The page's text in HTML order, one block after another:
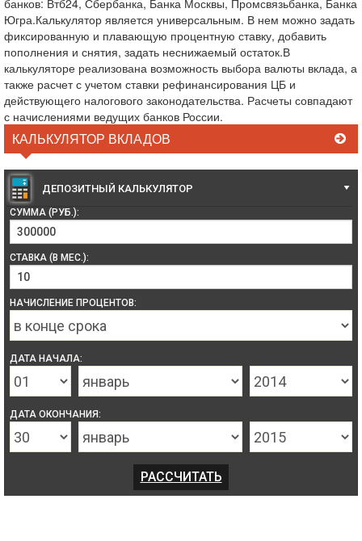
банков: Втб24, Сбербанка, Банка Москвы, Промсвязьбанка, Банка
Югра.Калькулятор является универсальным. В нем можно задать
фиксированную и плавающую процентную ставку, добавить
пополнения и снятия, задать неснижаемый остаток.В
калькуляторе реализована возможность выбора валюты вклада, а
также расчет с учетом ставки рефинансирования ЦБ и
действующего налогового законодательства. Расчеты совпадают
с начислениями ведущих банков России.
КАЛЬКУЛЯТОР ВКЛАДОВ
ДЕПОЗИТНЫЙ КАЛЬКУЛЯТОР
СУММА (РУБ.):
СТАВКА (В МЕС.):
НАЧИСЛЕНИЕ ПРОЦЕНТОВ:
ДАТА НАЧАЛА:
ДАТА ОКОНЧАНИЯ: